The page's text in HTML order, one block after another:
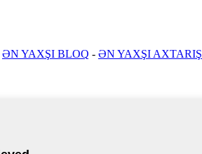
ƏN YAXŞI BLOQ - ƏN YAXŞI AXTARIŞ